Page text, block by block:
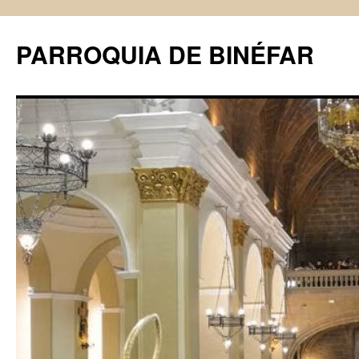
PARROQUIA DE BINÉFAR